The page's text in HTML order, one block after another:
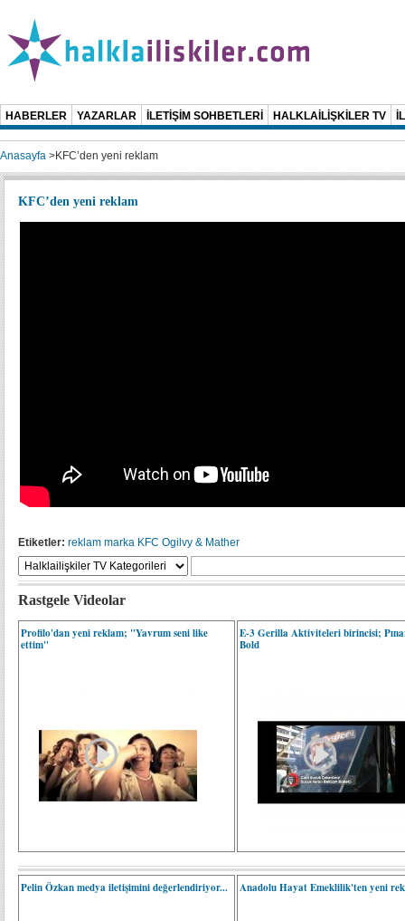
HABERLER YAZARLAR İLETİŞİM SOHBETLERİ HALKLAİLİŞKİLER TV
Anasayfa >KFC’den yeni reklam
KFC’den yeni reklam
Etiketler: reklam marka KFC Ogilvy & Mather
Rastgele Videolar
Profilo'dan yeni reklam; "Yavrum seni like
ettim"
E-3 Gerilla Aktiviteleri birincisi;
Bold
Pelin Özkan medya iletişimini değerlendiriyor... Anadolu Hayat Emeklilik'ten yeni